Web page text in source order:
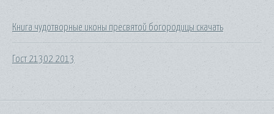
Книга чудотворные иконы пресвятой богородицы скачать
Гост 21302 2013